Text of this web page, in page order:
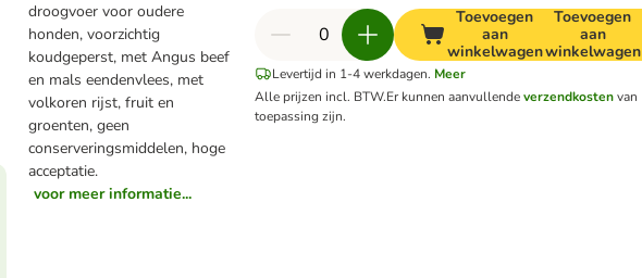
droogvoer voor oudere
honden, voorzichtig
koudgeperst, met Angus beef
en mals eendenvlees, met
volkoren rijst, fruit en
groenten, geen
conserveringsmiddelen, hoge
acceptatie.
voor meer informatie...
Toevoegen
aan
winkelwagen
Toevoegen
aan
winkelwagen
Levertijd in 1-4 werkdagen. Meer
Alle prijzen incl. BTW.Er kunnen aanvullendeverzendkostenvan
toepassing zijn.